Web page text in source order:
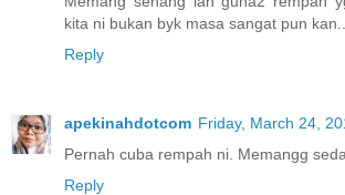
kita ni bukan byk masa sangat pun
Reply
apekinahdotcom Friday, March 24,
Pernah cuba rempah ni. Memangg
Reply